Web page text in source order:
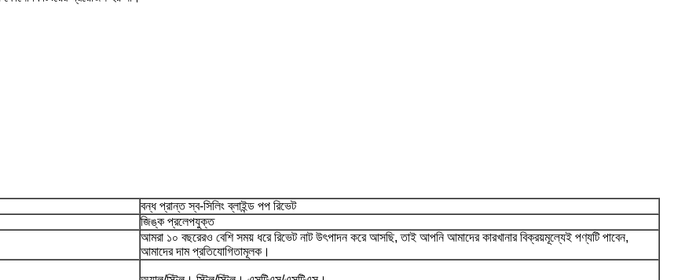
বন্ধ প্রান্ত স্ব-সিলিং ব্লাইন্ড পপ রিভেট
জিঙ্ক প্রলেপযুক্ত
আমরা ১০ বছরেরও বেশি সময় ধরে রিভেট নাট উৎপাদন করে আসছি, তাই আপনি আমাদের কারখানার বিক্রয়মূল্যেই পণ্যটি পাবেন,
আমাদের দাম প্রতিযোগিতামূলক।